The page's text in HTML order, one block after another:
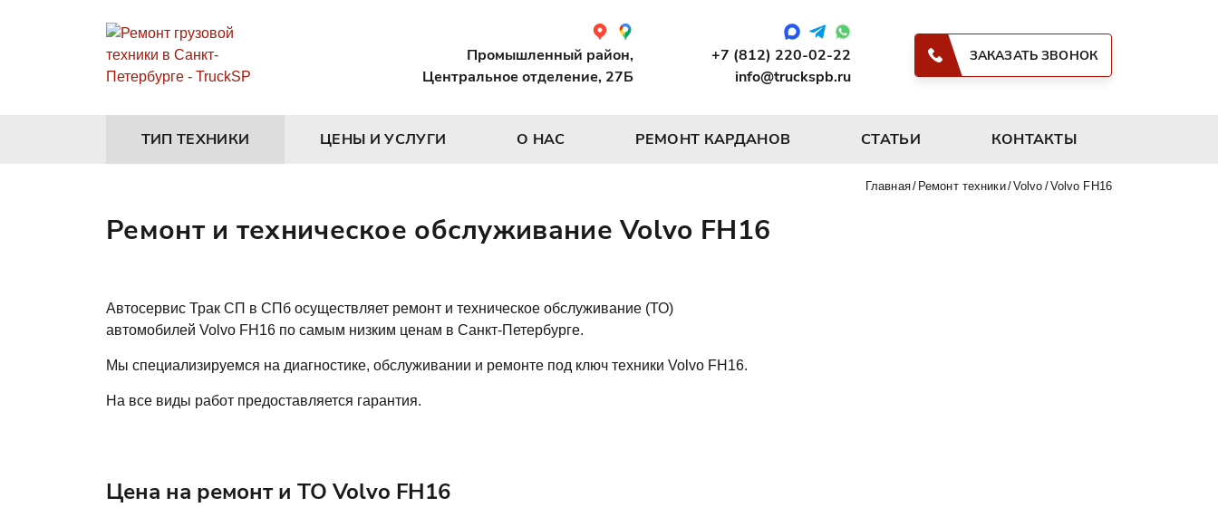
Промышленный район,
Центральное отделение, 27Б
+7 (812) 220-02-22
info@truckspb.ru
ЗАКАЗАТЬ ЗВОНОК
ТИП ТЕХНИКИ ЦЕНЫ И УСЛУГИ О НАС РЕМОНТ КАРДАНОВ СТАТЬИ КОНТАКТЫ
Главная Ремонт техники Volvo Volvo FH16
Ремонт и техническое обслуживание Volvo FH16
Автосервис Трак СП в СПб осуществляет ремонт и техническое обслуживание (ТО)
автомобилей Volvo FH16 по самым низким ценам в Санкт-Петербурге.
Мы специализируемся на диагностике, обслуживании и ремонте под ключ техники Volvo FH16.
На все виды работ предоставляется гарантия.
Цена на ремонт и ТО Volvo FH16